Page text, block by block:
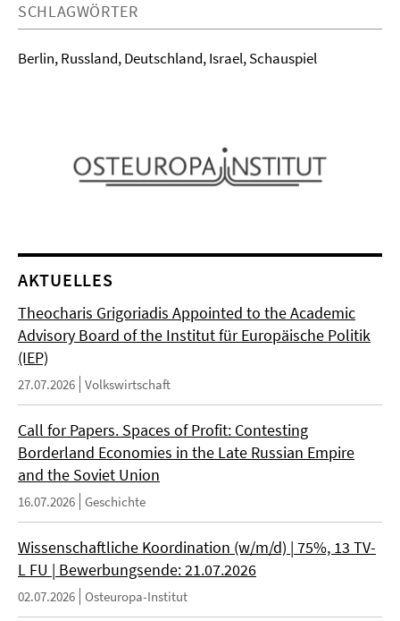
SCHLAGWÖRTER
Berlin, Russland, Deutschland, Israel, Schauspiel
AKTUELLES
Theocharis Grigoriadis Appointed to the Academic
Advisory Board of the Institut für Europäische Politik
(IEP)
27.07.2026 Volkswirtschaft
Call for Papers. Spaces of Profit: Contesting
Borderland Economies in the Late Russian Empire
and the Soviet Union
16.07.2026 Geschichte
Wissenschaftliche Koordination (w/m/d) | 75%, 13 TV-
L FU | Bewerbungsende: 21.07.2026
02.07.2026 Osteuropa-Institut